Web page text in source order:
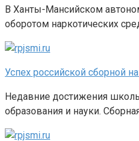
В Ханты-Мансийском
оборотом наркотических
Успех российской сборной
Недавние достижения
образования и науки.